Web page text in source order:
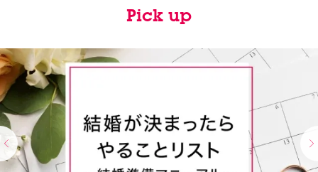
Pick up